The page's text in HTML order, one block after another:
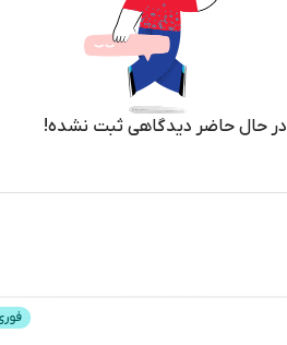
در حال حاضر دیدگاهی ثبت نشده!